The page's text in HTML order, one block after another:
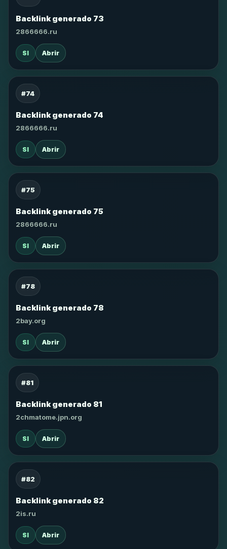
Backlink generado 73
2866666.ru
SI Abrir
#74
Backlink generado 74
2866666.ru
SI Abrir
#75
Backlink generado 75
2866666.ru
SI Abrir
#78
Backlink generado 78
2bay.org
SI Abrir
#81
Backlink generado 81
2chmatome.jpn.org
SI Abrir
#82
Backlink generado 82
2is.ru
SI Abrir